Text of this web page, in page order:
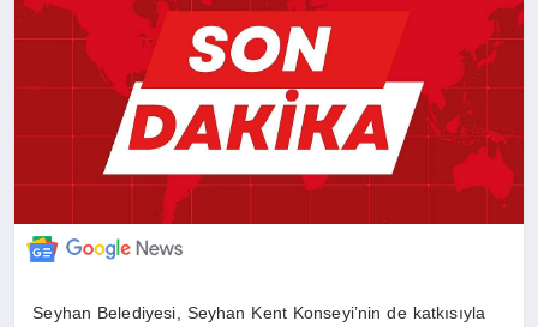
SANAT
Seyhan Belediyesi, Seyhan Kent Konseyi’nin de katkısıyla